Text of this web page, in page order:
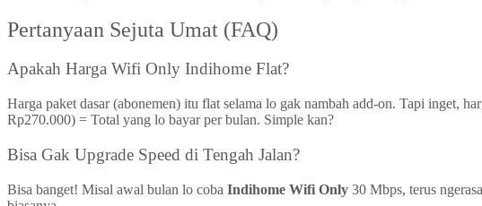
Pertanyaan Sejuta Umat (FAQ)
Apakah Harga Wifi Only Indihome Flat?
Harga paket dasar (abonemen) itu flat selama lo gak nambah add-on. Tapi inget,
Rp270.000) = Total yang lo bayar per bulan. Simple kan?
Bisa Gak Upgrade Speed di Tengah Jalan?
Bisa banget! Misal awal bulan lo coba Indihome Wifi Only 30 Mbps, terus